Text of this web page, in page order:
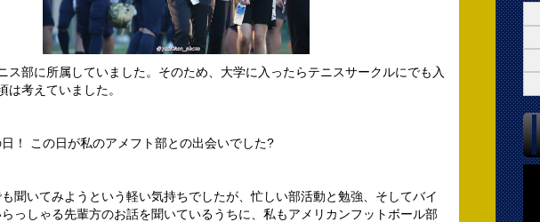
ス部に所属していました。そのため、大学に入ったらテニスサークルにでも入
は考えていました。
！ この日が私のアメフト部との出会いでした?
聞いてみようという軽い気持ちでしたが、忙しい部活動と勉強、そしてバイ
らっしゃる先輩方のお話を聞いているうちに、私もアメリカンフットボール部